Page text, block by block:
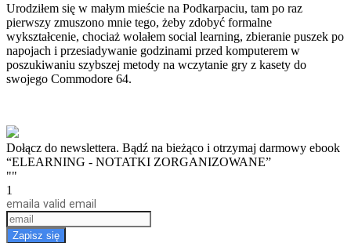
Urodziłem się w małym mieście na Podkarpaciu, tam po raz
pierwszy zmuszono mnie tego, żeby zdobyć formalne
wykształcenie, chociaż wolałem social learning, zbieranie puszek po
napojach i przesiadywanie godzinami przed komputerem w
poszukiwaniu szybszej metody na wczytanie gry z kasety do
swojego Commodore 64.
Dołącz do newslettera. Bądź na bieżąco i otrzymaj darmowy ebook
“ELEARNING - NOTATKI ZORGANIZOWANE”
""
1
email a valid email
Zapisz się